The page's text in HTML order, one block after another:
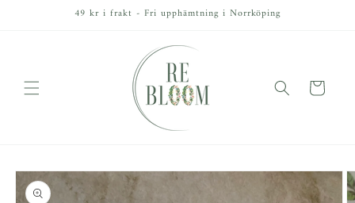
49 kr i frakt - Fri upphämtning i Norrköping
Varukorg
vidare till